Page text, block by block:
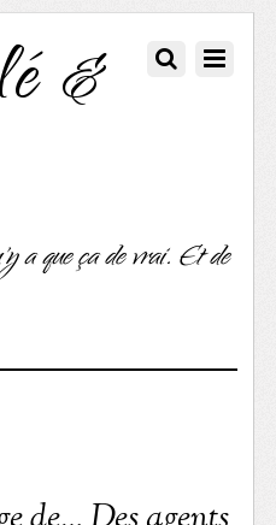
&
a que ça de vrai. Et de